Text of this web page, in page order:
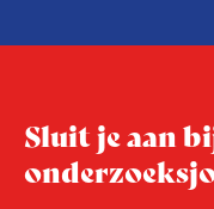
Sluit je aan